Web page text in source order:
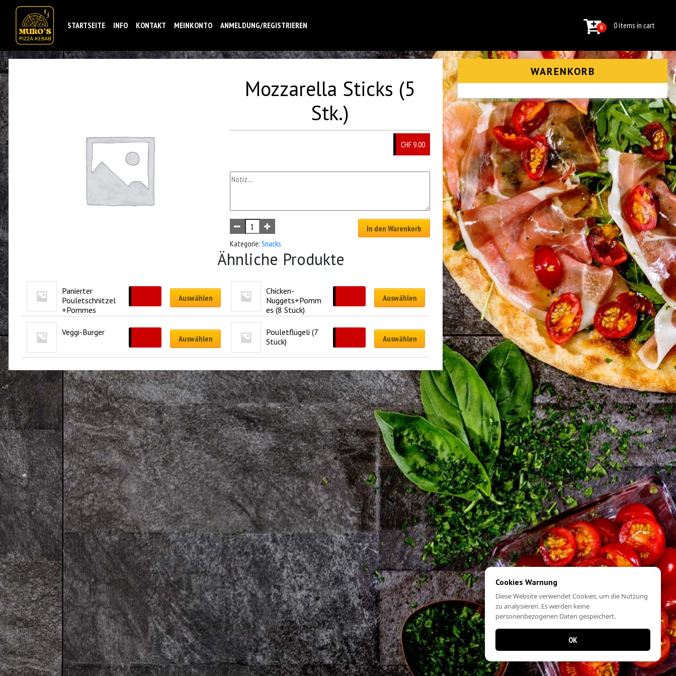
STARTSEITE INFO KONTAKT MEINKONTO ANMELDUNG/REGISTRIEREN 0 0 items in cart
Mozzarella Sticks (5
Stk.)
CHF 9.00
In den Warenkorb
Kategorie: Snacks
Ähnliche Produkte
Panierter
Pouletschnitzel
+Pommes
Auswählen
Chicken-
Nuggets+Pomm
es (8 Stück)
Auswählen
Veggi-Burger
Auswählen
Pouletflügeli (7
Stück)
Auswählen
WARENKORB
Cookies Warnung
Diese Website verwendet Cookies, um die Nutzung
zu analysieren. Es werden keine
personenbezogenen Daten gespeichert.
OK